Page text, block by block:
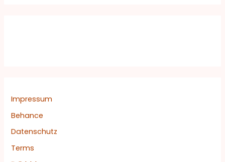
cImpressum
Behance
Datenschutz
Terms